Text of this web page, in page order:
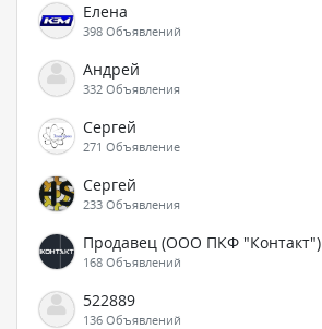
Елена
398 Объявлений
Андрей
332 Объявления
Сергей
271 Объявление
Сергей
233 Объявления
Продавец (ООО ПКФ "Контакт")
168 Объявлений
522889
136 Объявлений